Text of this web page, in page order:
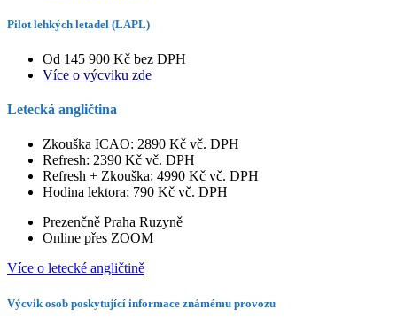
Pilot lehkých letadel (LAPL)
Od 145 900 Kč bez DPH
Více o výcviku zde
Letecká angličtina
Zkouška ICAO: 2890 Kč vč. DPH
Refresh: 2390 Kč vč. DPH
Refresh + Zkouška: 4990 Kč vč. DPH
Hodina lektora: 790 Kč vč. DPH
Prezenčně Praha Ruzyně
Online přes ZOOM
Více o letecké angličtině
Výcvik osob poskytující informace známému provozu